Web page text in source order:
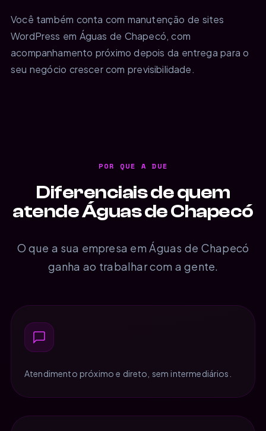
Você também conta com manutenção de sites
WordPress em Águas de Chapecó, com
acompanhamento próximo depois da entrega para o
seu negócio crescer com previsibilidade.
POR QUE A DUE
Diferenciais de quem
atende Águas de Chapecó
O que a sua empresa em Águas de Chapecó
ganha ao trabalhar com a gente.
Atendimento próximo e direto, sem intermediários.